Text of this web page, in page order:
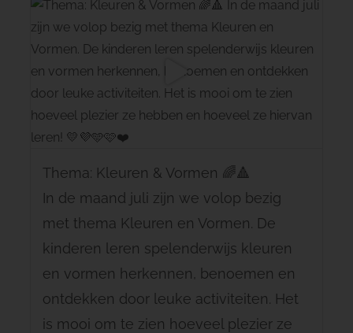
Thema: Kleuren & Vormen 🌈🔺
In de maand juli zijn we volop bezig
met thema Kleuren en Vormen. De
kinderen leren spelenderwijs kleuren
en vormen herkennen, benoemen en
ontdekken door leuke activiteiten. Het
is mooi om te zien hoeveel plezier ze